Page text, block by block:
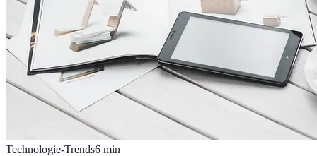
Technologie-Trends6 min